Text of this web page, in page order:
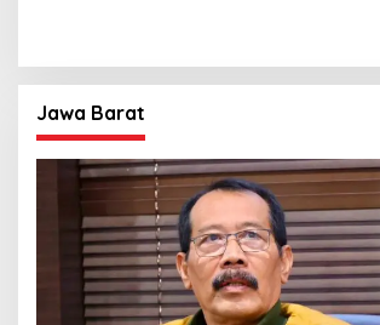
Jawa Barat